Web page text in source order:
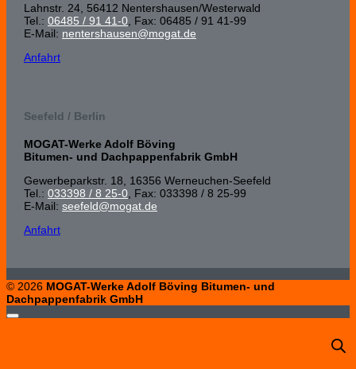
Lahnstr. 24, 56412 Nenters­hausen/Wester­wald
Tel.: 06485 / 91 41-0 , Fax: 06485 / 91 41-99
E-Mail: nentershausen@mogat.de
Anfahrt
Seefeld / Berlin
MOGAT-Werke Adolf Böving
Bitumen- und Dachpappenfabrik GmbH
Gewerbeparkstr. 18, 16356 Werneuchen-Seefeld
Tel.: 033398 / 8 25-0 , Fax: 033398 / 8 25-99
E-Mail: seefeld@mogat.de
Anfahrt
© 2026 MOGAT-Werke Adolf Böving Bitumen- und
Dachpappenfabrik GmbH